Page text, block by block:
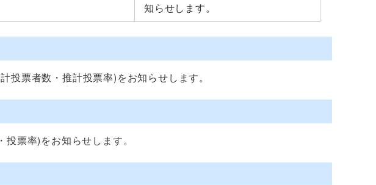
知らせします。
票者数・推計投票率)をお知らせします。
票率)をお知らせします。